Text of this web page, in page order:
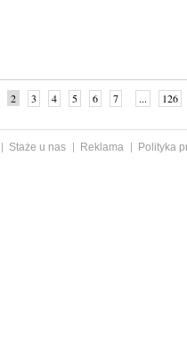
2 3 4 5 6 7 ... 126
Staże u nas Reklama
Polityka